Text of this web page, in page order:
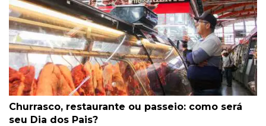
Churrasco, restaurante ou passeio: como será
seu Dia dos Pais?